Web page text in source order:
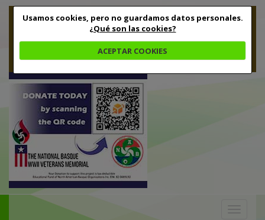
Usamos cookies, pero no guardamos datos personales.
¿Qué son las cookies?
ACEPTAR COOKIES